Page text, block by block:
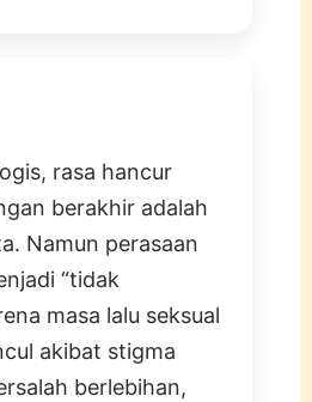
rasa hancur
berakhir adalah
Namun perasaan
“tidak
masa lalu seksual
akibat stigma
berlebihan,